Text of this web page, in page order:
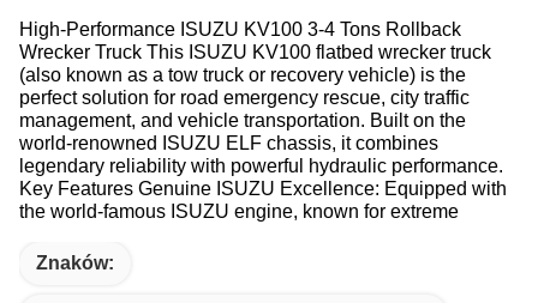
High-Performance ISUZU KV100 3-4 Tons Rollback
Wrecker Truck This ISUZU KV100 flatbed wrecker truck
(also known as a tow truck or recovery vehicle) is the
perfect solution for road emergency rescue, city traffic
management, and vehicle transportation. Built on the
world-renowned ISUZU ELF chassis, it combines
legendary reliability with powerful hydraulic performance.
Key Features Genuine ISUZU Excellence: Equipped with
the world-famous ISUZU engine, known for extreme
Znaków: